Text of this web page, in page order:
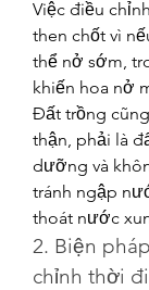
Việc điều
then chốt vì
thể nở sớm,
khiến hoa nở
Đất trồng
thận, phải là
dưỡng và
tránh ngập
thoát nước
2. Biện
chỉnh thời